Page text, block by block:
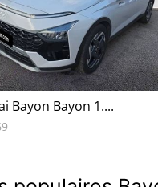
Bayon Bayon 1....